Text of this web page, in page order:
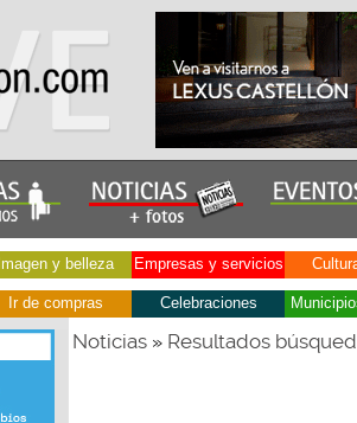
Imagen y belleza Empresas y servicios
Ir de compras Celebraciones
Noticias» Resultados